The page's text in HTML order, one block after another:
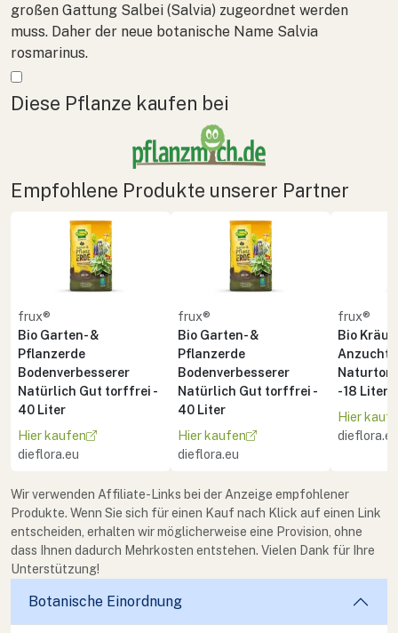
großen Gattung Salbei (Salvia) zugeordnet werden
muss. Daher der neue botanische Name Salvia
rosmarinus.
Mehr anzeigen
Diese Pflanze kaufen bei
Empfohlene Produkte unserer Partner
frux®
Bio Garten- &
Pflanzerde
Bodenverbesserer
Natürlich Gut torffrei -
40 Liter
Hier kaufen
dieflora.eu
frux®
Bio Garten- &
Pflanzerde
Bodenverbesserer
Natürlich Gut torffrei -
40 Liter
Hier kaufen
dieflora.eu
frux®
Bio
Naturton
- 18 Liter
Hier
dieflora.eu
Wir verwenden Affiliate-Links bei der Anzeige empfohlener
Produkte. Wenn Sie sich für einen Kauf nach Klick auf einen Link
entscheiden, erhalten wir möglicherweise eine Provision, ohne
dass Ihnen dadurch Mehrkosten entstehen. Vielen Dank für Ihre
Unterstützung!
Botanische Einordnung